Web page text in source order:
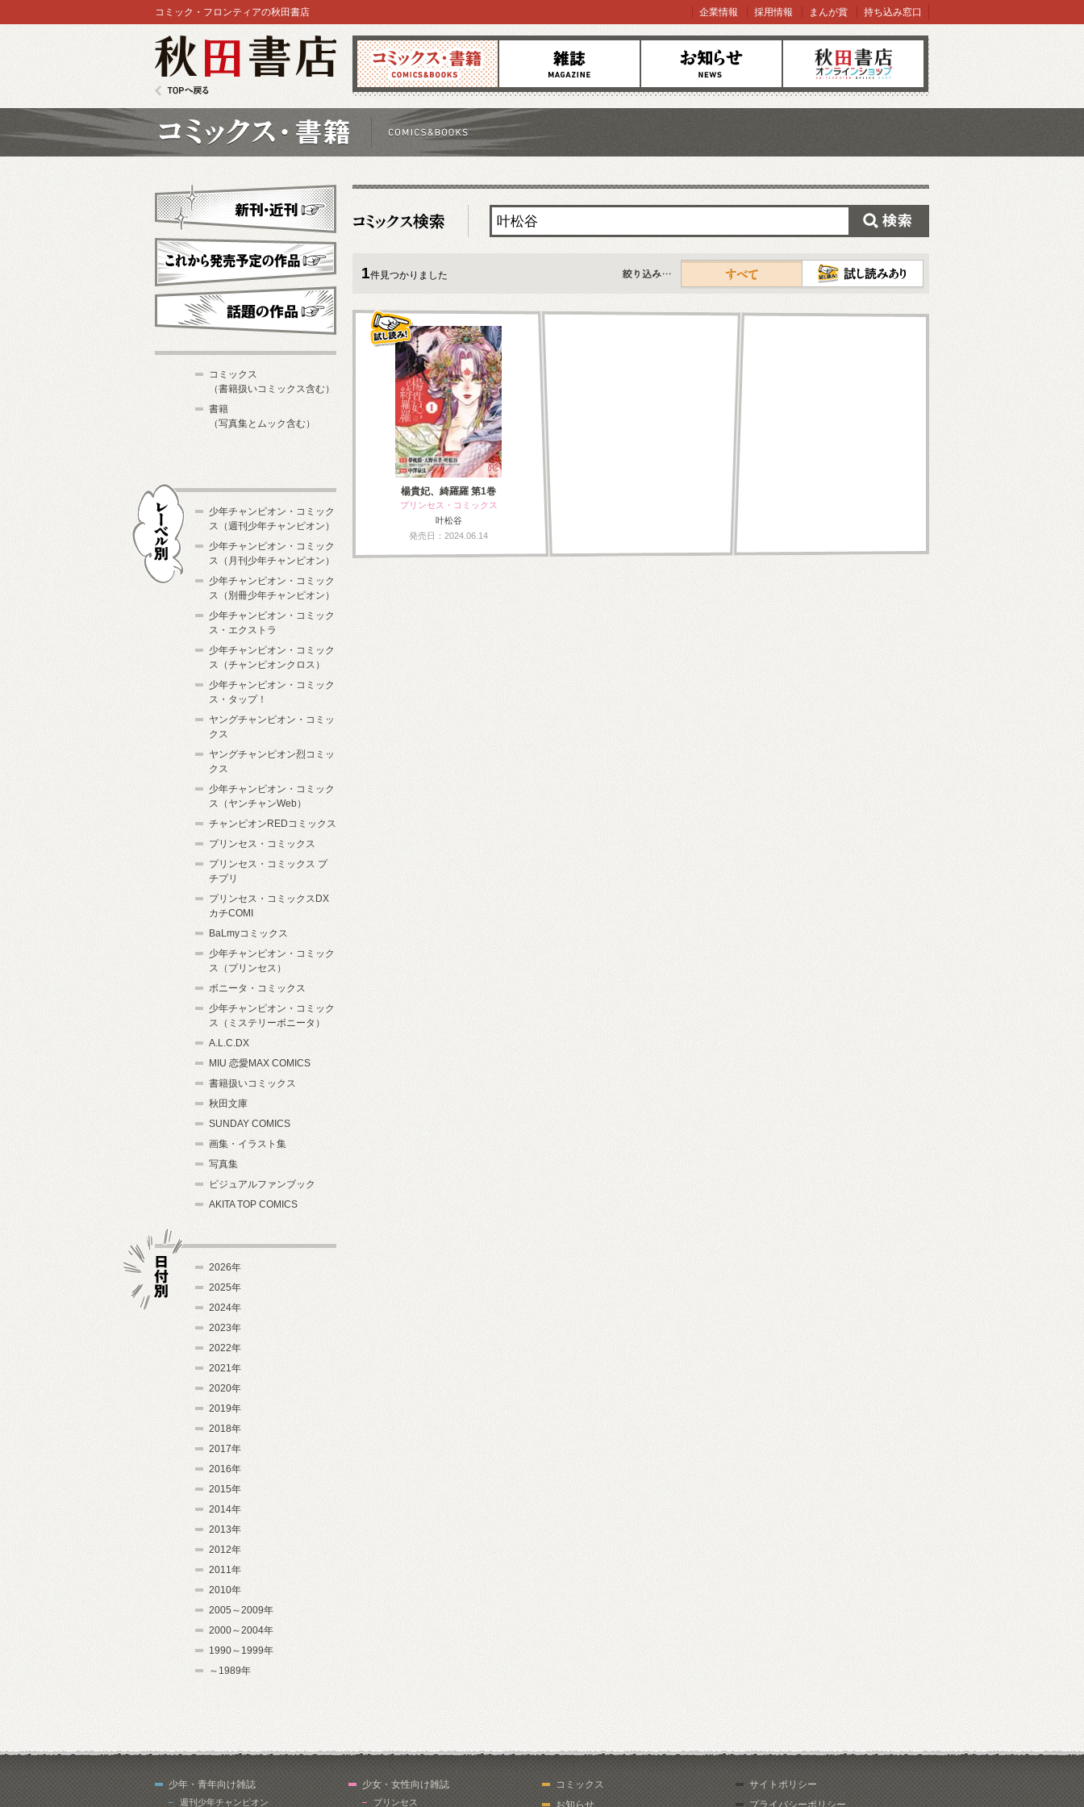
コミックス 雑誌 お知らせ オンラインショップ
コミック・フロンティアの秋田書店 企業情報 採用情報 まんが賞 持ち込み窓口
1件見つかりました
すべて
楊貴妃、綺羅羅 第1巻
プリンセス・コミックス
叶松谷
発売日：2024.06.14
新刊・近刊
これから発売予定
コミックス
（書籍扱いコミックス含む）
書籍
（写真集とムック含む）
少年チャンピオン・コミック
ス（週刊少年チャンピオン）
少年チャンピオン・コミック
ス（月刊少年チャンピオン）
少年チャンピオン・コミック
ス（別冊少年チャンピオン）
少年チャンピオン・コミック
ス・エクストラ
少年チャンピオン・コミック
ス（チャンピオンクロス）
少年チャンピオン・コミック
ス・タップ！
ヤングチャンピオン・コミッ
クス
ヤングチャンピオン烈コミッ
クス
少年チャンピオン・コミック
ス（ヤンチャンWeb）
チャンピオンREDコミックス
プリンセス・コミックス
プリンセス・コミックス プ
チプリ
プリンセス・コミックスDX
カチCOMI
BaLmyコミックス
少年チャンピオン・コミック
ス（プリンセス）
ボニータ・コミックス
少年チャンピオン・コミック
ス（ミステリーボニータ）
A.L.C.DX
MIU 恋愛MAX COMICS
書籍扱いコミックス
秋田文庫
SUNDAY COMICS
画集・イラスト集
写真集
ビジュアルファンブック
AKITA TOP COMICS
2026年
2025年
2024年
2023年
2022年
2021年
2020年
2019年
2018年
2017年
2016年
2015年
2014年
2013年
2012年
2011年
2010年
2005～2009年
2000～2004年
1990～1999年
～1989年
少年・青年向け雑誌
週刊少年チャンピオン
少女・女性向け雑誌
プリンセス
コミックス
お知らせ
サイトポリシー
プライバシーポリシー